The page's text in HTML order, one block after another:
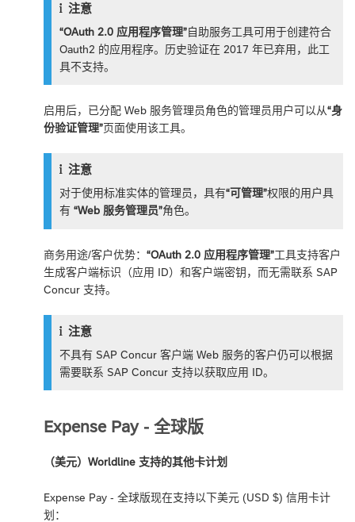
注意
“OAuth 2.0 应用程序管理”自助服务工具可用于创建符合
Oauth2 的应用程序。历史验证在 2017 年已弃用，此工
具不支持。
启用后，已分配 Web 服务管理员角色的管理员用户可以从“身
份验证管理”页面使用该工具。
注意
对于使用标准实体的管理员，具有“可管理”权限的用户具
有“Web 服务管理员”角色。
商务用途/客户优势： “OAuth 2.0 应用程序管理”工具支持客户
生成客户端标识（应用 ID）和客户端密钥，而无需联系 SAP
Concur 支持。
注意
不具有 SAP Concur 客户端 Web 服务的客户仍可以根据
需要联系 SAP Concur 支持以获取应用 ID。
Expense Pay - 全球版
（美元）Worldline 支持的其他卡计划
Expense Pay - 全球版现在支持以下美元 (USD $) 信用卡计
划：